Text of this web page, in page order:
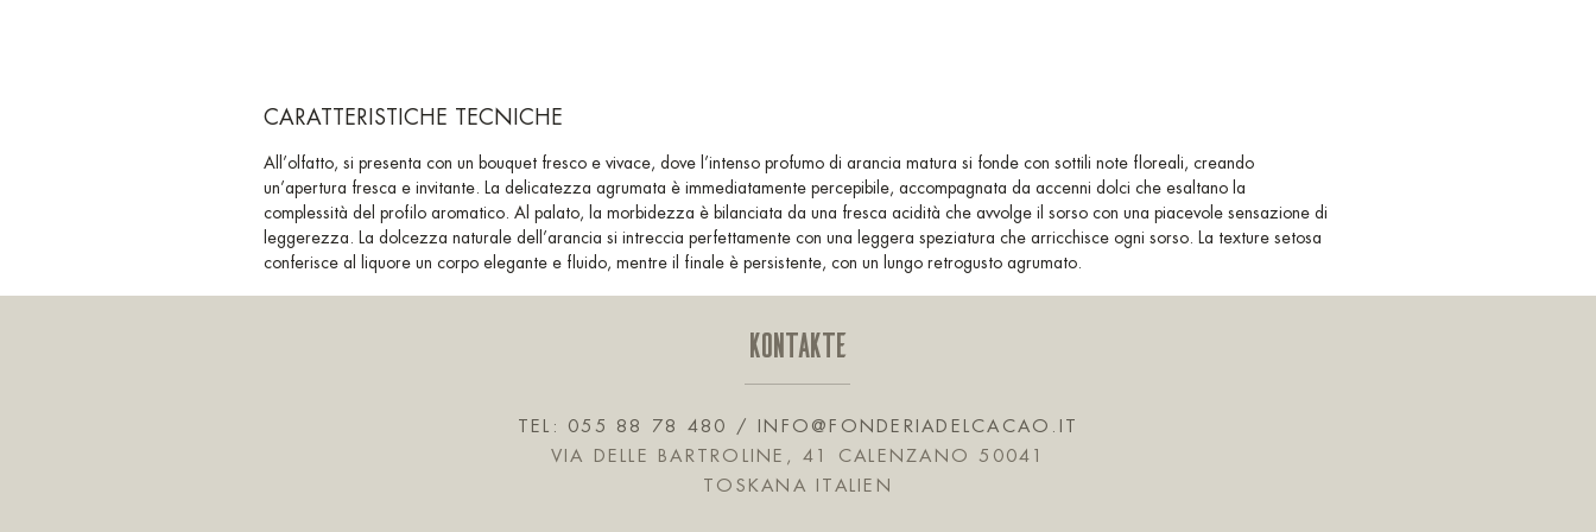
CARATTERISTICHE TECNICHE
All’olfatto, si presenta con un bouquet fresco e vivace, dove l’intenso profumo di arancia matura si fonde con sottili note floreali, creando
un’apertura fresca e invitante. La delicatezza agrumata è immediatamente percepibile, accompagnata da accenni dolci che esaltano la
complessità del profilo aromatico. Al palato, la morbidezza è bilanciata da una fresca acidità che avvolge il sorso con una piacevole sensazione di
leggerezza. La dolcezza naturale dell’arancia si intreccia perfettamente con una leggera speziatura che arricchisce ogni sorso. La texture setosa
conferisce al liquore un corpo elegante e fluido, mentre il finale è persistente, con un lungo retrogusto agrumato.
KONTAKTE
TEL: 055 88 78 480 /
INFO@FONDERIADELCACAO.IT
VIA DELLE BARTROLINE, 41 CALENZANO 50041
TOSKANA ITALIEN